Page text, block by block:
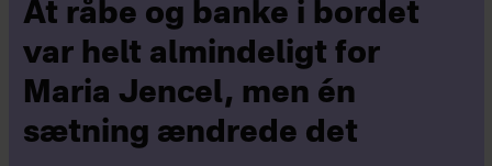
At råbe og banke i bordet
var helt almindeligt for
Maria Jencel, men én
sætning ændrede det